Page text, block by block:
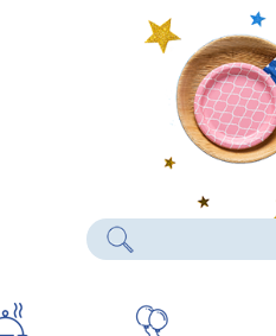
products